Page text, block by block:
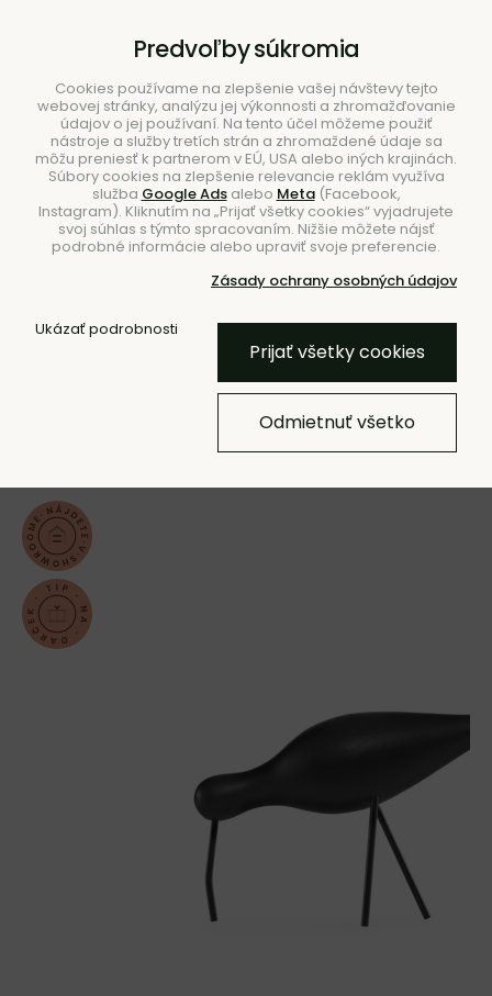
Hľadať
Úvod Doplnky Figúrky
Vtáčik Shorebird, veľký –
Predvoľby súkromia
Cookies používame na zlepšenie vašej návštevy tejto
webovej stránky, analýzu jej výkonnosti a zhromažďovanie
údajov o jej používaní. Na tento účel môžeme použiť
nástroje a služby tretích strán a zhromaždené údaje sa
môžu preniesť k partnerom v EÚ, USA alebo iných krajinách.
Súbory cookies na zlepšenie relevancie reklám využíva
služba Google Adsalebo Meta(Facebook,
Instagram). Kliknutím na „Prijať všetky cookies“ vyjadrujete
svoj súhlas s týmto spracovaním. Nižšie môžete nájsť
podrobné informácie alebo upraviť svoje preferencie.
Zásady ochrany osobných údajov
Ukázať podrobnosti
Prijať všetky cookies
Odmietnuť všetko